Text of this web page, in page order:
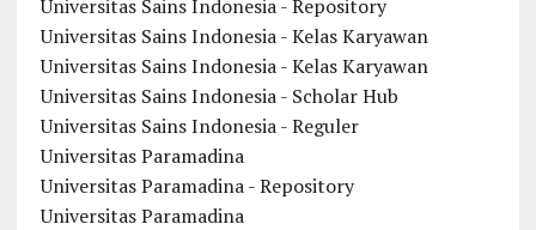
Universitas Sains Indonesia - Repository
Universitas Sains Indonesia - Kelas Karyawan
Universitas Sains Indonesia - Kelas Karyawan
Universitas Sains Indonesia - Scholar Hub
Universitas Sains Indonesia - Reguler
Universitas Paramadina
Universitas Paramadina - Repository
Universitas Paramadina